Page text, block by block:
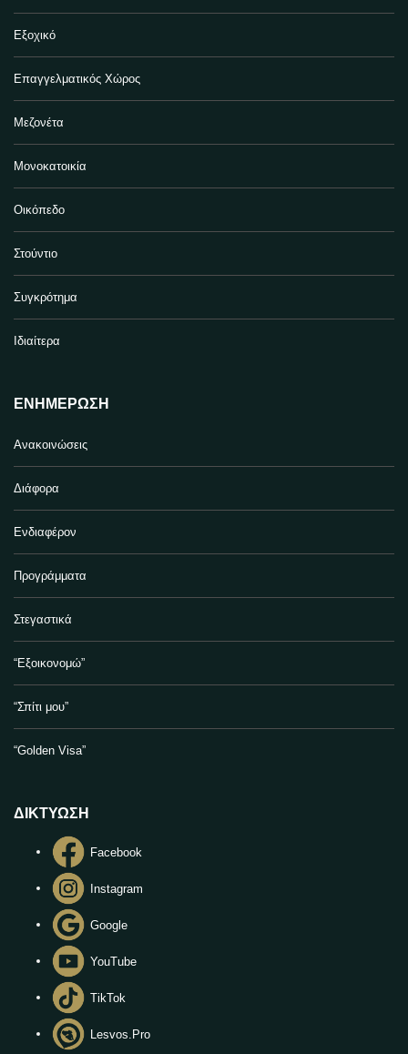
Εξοχικό
Επαγγελματικός Χώρος
Μεζονέτα
Μονοκατοικία
Οικόπεδο
Στούντιο
Συγκρότημα
Ιδιαίτερα
ΕΝΗΜΈΡΩΣΗ
Ανακοινώσεις
Διάφορα
Ενδιαφέρον
Προγράμματα
Στεγαστικά
“Εξοικονομώ”
“Σπίτι μου”
“Golden Visa”
ΔΙΚΤΥΩΣΗ
Facebook
Instagram
Google
YouTube
TikTok
Lesvos.Pro